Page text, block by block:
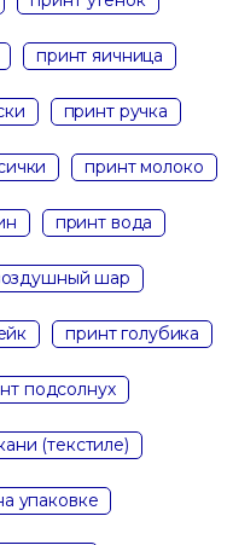
принт яичница
принт ручка
принт молоко
принт вода
шар
принт голубика
подсолнух
(текстиле)
упаковке